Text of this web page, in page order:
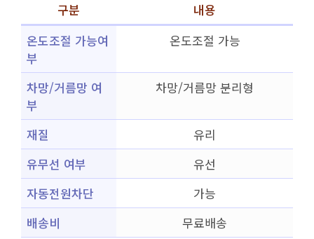
구분
내용
온도조절 가능여
부
온도조절 가능
차망/거름망 여
부
차망/거름망 분리형
재질
유리
유무선 여부
유선
자동전원차단
가능
배송비
무료배송